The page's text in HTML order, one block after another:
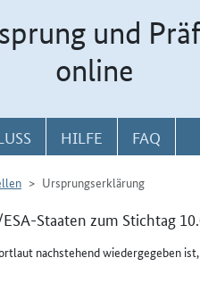
und
online
HILFE FAQ
Ursprungserklärung
Staaten zum Stichtag
nachstehend wiedergegeben